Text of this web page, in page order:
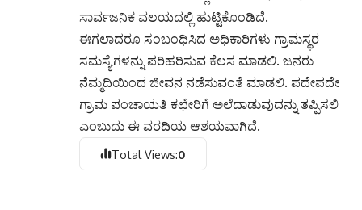
ಸಾರ್ವಜನಿಕ ವಲಯದಲ್ಲಿ ಹುಟ್ಟಿಕೊಂಡಿದೆ.
ಈಗಲಾದರೂ ಸಂಬಂಧಿಸಿದ ಅಧಿಕಾರಿಗಳು ಗ್ರಾಮಸ್ಥರ
ಸಮಸ್ಯೆಗಳನ್ನು ಪರಿಹರಿಸುವ ಕೆಲಸ ಮಾಡಲಿ. ಜನರು
ನೆಮ್ಮದಿಯಿಂದ ಜೀವನ ನಡೆಸುವಂತೆ ಮಾಡಲಿ. ಪದೇಪದೇ
ಗ್ರಾಮ ಪಂಚಾಯತಿ ಕಛೇರಿಗೆ ಅಲೆದಾಡುವುದನ್ನು ತಪ್ಪಿಸಲಿ
ಎಂಬುದು ಈ ವರದಿಯ ಆಶಯವಾಗಿದೆ.
Total Views:0